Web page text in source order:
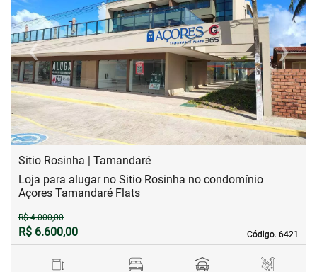
‹Previous ›Next
Sitio Rosinha | Tamandaré
Código. 6421
Código. 6421
Loja para alugar no Sitio Rosinha no condomínio
Açores Tamandaré Flats
R$ 4.000,00
R$ 6.600,00